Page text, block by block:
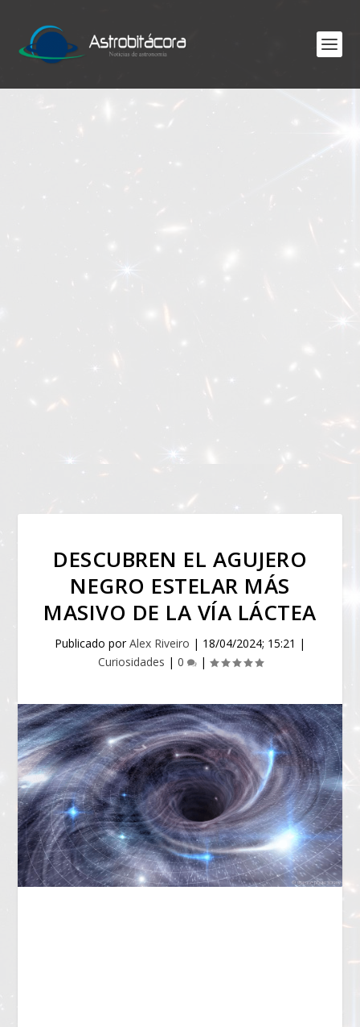
DESCUBREN EL AGUJERO
NEGRO ESTELAR MÁS
MASIVO DE LA VÍA LÁCTEA
Publicado porAlex Riveiro | 18/04/2024; 15:21 |
Curiosidades | 0 |